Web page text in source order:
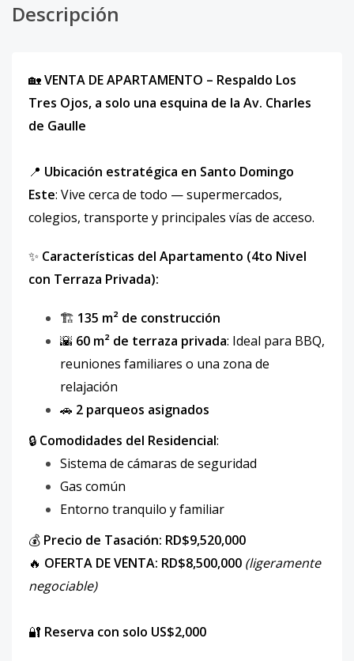
Descripción
🏡VENTA DE APARTAMENTO – Respaldo Los
Tres Ojos, a solo una esquina de la Av. Charles
de Gaulle
📍 Ubicación estratégica en Santo Domingo
Este: Vive cerca de todo — supermercados,
colegios, transporte y principales vías de acceso.
✨ Características del Apartamento (4to Nivel
con Terraza Privada):
🏗 135 m² de construcción
🌇 60 m² de terraza privada: Ideal para BBQ,
reuniones familiares o una zona de
relajación
🚗 2 parqueos asignados
🔒 Comodidades del Residencial:
Sistema de cámaras de seguridad
Gas común
Entorno tranquilo y familiar
💰 Precio de Tasación: RD$9,520,000
🔥 OFERTA DE VENTA: RD$8,500,000 (ligeramente
negociable)
🔐 Reserva con solo US$2,000